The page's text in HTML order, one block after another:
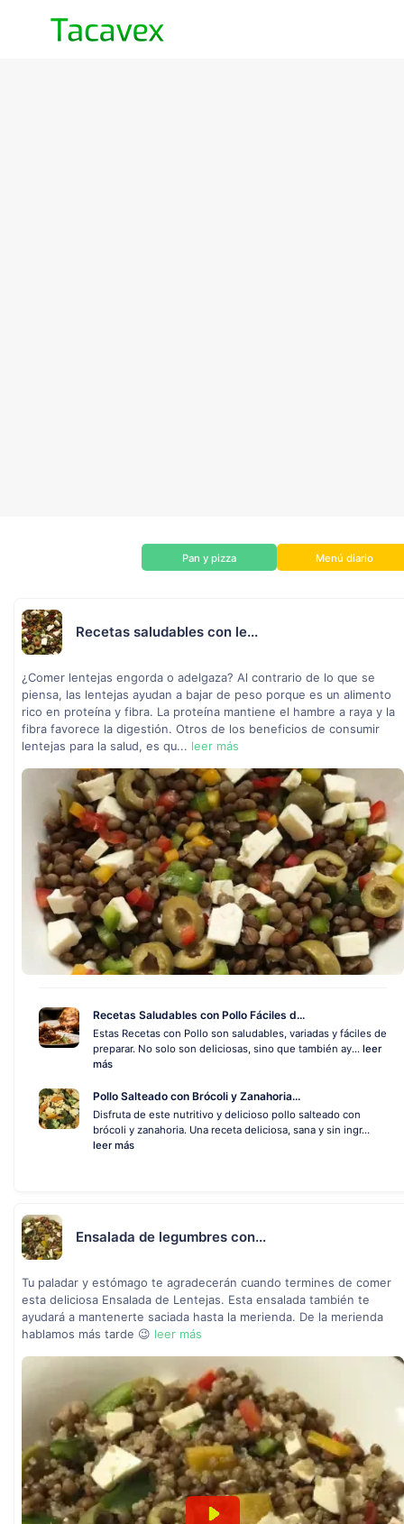
Pan y pizza Menú diario
Recetas saludables con le...
¿Comer lentejas engorda o adelgaza? Al contrario de lo que se
piensa, las lentejas ayudan a bajar de peso porque es un alimento
rico en proteína y fibra. La proteína mantiene el hambre a raya y la
fibra favorece la digestión. Otros de los beneficios de consumir
lentejas para la salud, es qu... leer más
Recetas Saludables con Pollo Fáciles d...
Estas Recetas con Pollo son saludables, variadas y fáciles de
preparar. No solo son deliciosas, sino que también ay... leer
más
Pollo Salteado con Brócoli y Zanahoria...
Disfruta de este nutritivo y delicioso pollo salteado con
brócoli y zanahoria. Una receta deliciosa, sana y sin ingr...
leer más
Ensalada de legumbres con...
Tu paladar y estómago te agradecerán cuando termines de comer
esta deliciosa Ensalada de Lentejas. Esta ensalada también te
ayudará a mantenerte saciada hasta la merienda. De la merienda
hablamos más tarde 😉 leer más